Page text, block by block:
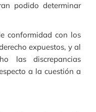
podido determinar
conformidad con los
expuestos, y al
las discrepancias
a la cuestión a